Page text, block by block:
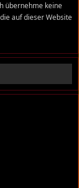
übernehme keine
auf dieser Website